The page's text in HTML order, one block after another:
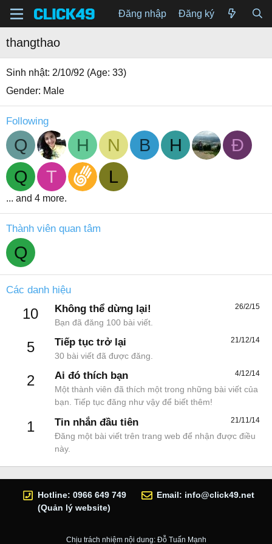
Đăng nhập Đăng ký
thangthao
Sinh nhật 2/10/92 (Age: 33)
Gender Male
Following
Q H N B H
Đ
Q
T L
... and 4 more.
Thành viên quan tâm
Q
Các danh hiệu
10 26/2/15
Không thể dừng lại!
Bạn đã đăng 100 bài viết.
5 21/12/14
Tiếp tục trở lại
30 bài viết đã được đăng.
2 4/12/14
Ai đó thích bạn
Một thành viên đã thích một trong những bài viết của
bạn. Tiếp tục đăng như vậy để biết thêm!
1 21/11/14
Tin nhắn đầu tiên
Đăng một bài viết trên trang web để nhận được điều
này.
Hotline: 0966 649 749
(Quản lý website)
Email: info@click49.net
Chịu trách nhiệm nội dung: Đỗ Tuấn Mạnh